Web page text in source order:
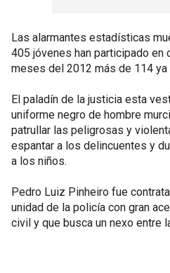
Las alarmantes estadísticas
405 jóvenes han participado en
meses del 2012 más de 114
El paladín de la justicia esta
uniforme negro de hombre
patrullar las peligrosas y
espantar a los delincuentes y
a los niños.
Pedro Luiz Pinheiro fue
unidad de la policía con gran
civil y que busca un nexo entre